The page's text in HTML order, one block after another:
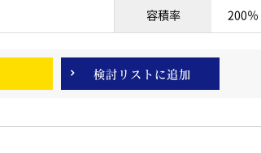
容積率 200％
検討リスト に追加